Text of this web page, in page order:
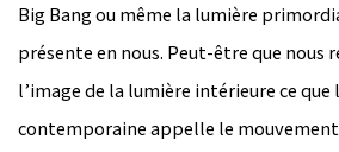
Big Bang ou même la lumière
présente en nous. Peut-être que nous
l’image de la lumière intérieure ce que
contemporaine appelle le